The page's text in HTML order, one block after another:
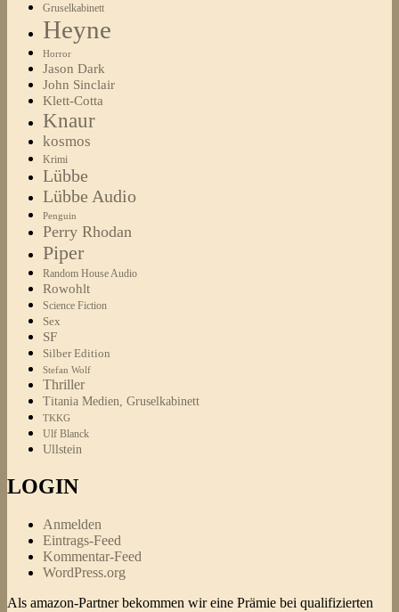
Gruselkabinett
Heyne
Horror
Jason Dark
John Sinclair
Klett-Cotta
Knaur
kosmos
Krimi
Lübbe
Lübbe Audio
Penguin
Perry Rhodan
Piper
Random House Audio
Rowohlt
Science Fiction
Sex
SF
Silber Edition
Stefan Wolf
Thriller
Titania Medien, Gruselkabinett
TKKG
Ulf Blanck
Ullstein
LOGIN
Anmelden
Eintrags-Feed
Kommentar-Feed
WordPress.org
Als amazon-Partner bekommen wir eine Prämie bei qualifizierten